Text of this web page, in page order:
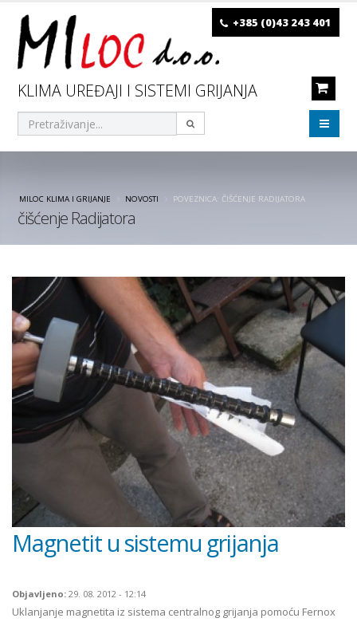
KLIMA UREĐAJI I SISTEMI GRIJANJA
+385 (0)43 243 401
MILOC KLIMA I GRIJANJE NOVOSTI POVEZNICA: ČIŠĆENJE RADIJATORA
čišćenje Radijatora
Magnetit u sistemu grijanja
Objavljeno: 29. 08. 2012 - 12:14
Uklanjanje magnetita iz sistema centralnog grijanja pomoću Fernox